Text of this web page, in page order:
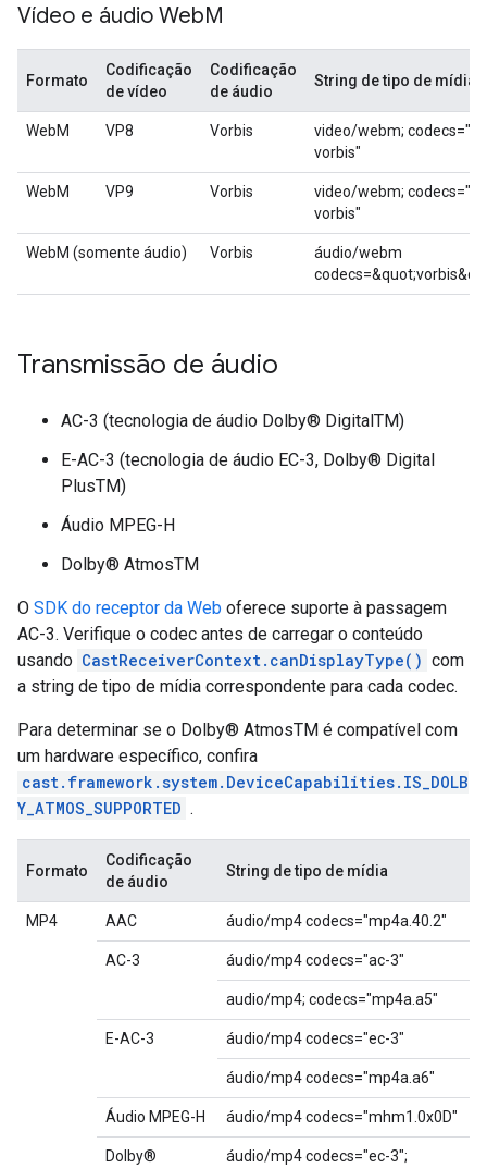
Vídeo e áudio WebM
Formato
Codificação
de vídeo
Codificação
de áudio
String de tipo de mídia
WebM VP8 Vorbis
video/webm;
vorbis"
WebM VP9 Vorbis
video/webm;
vorbis"
WebM (somente áudio) Vorbis
áudio/webm
Transmissão de áudio
AC-3 (tecnologia de áudio Dolby® DigitalTM)
E-AC-3 (tecnologia de áudio EC-3, Dolby® Digital
PlusTM)
Áudio MPEG-H
Dolby® AtmosTM
O SDK do receptor da Web oferece suporte à passagem
AC-3. Verifique o codec antes de carregar o conteúdo
usando CastReceiverContext.canDisplayType() com
a string de tipo de mídia correspondente para cada codec.
Para determinar se o Dolby® AtmosTM é compatível com
um hardware específico, confira
cast.framework.system.DeviceCapabilities.IS_DOLB
Y_ATMOS_SUPPORTED .
Formato
Codificação
de áudio
String de tipo de mídia
MP4 AAC áudio/mp4 codecs="mp4a.40.2"
AC-3 áudio/mp4 codecs="ac-3"
audio/mp4; codecs="mp4a.a5"
E-AC-3 áudio/mp4 codecs="ec-3"
áudio/mp4 codecs="mp4a.a6"
Áudio MPEG-H áudio/mp4 codecs="mhm1.0x0D"
Dolby®
áudio/mp4 codecs="ec-3";